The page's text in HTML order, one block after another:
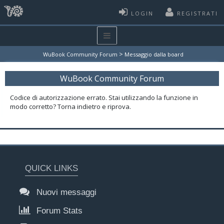
LOGIN REGISTRATI
WuBook Community Forum > Messaggio dalla board
WuBook Community Forum
Codice di autorizzazione errato. Stai utilizzando la funzione in
modo corretto? Torna indietro e riprova.
QUICK LINKS
Nuovi messaggi
Forum Stats